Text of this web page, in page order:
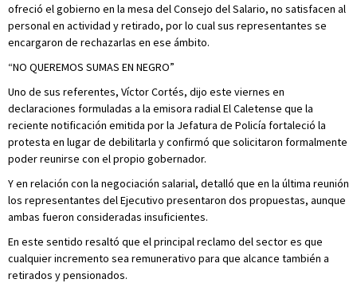
ofreció el gobierno en la mesa del Consejo del Salario, no satisfacen al
personal en actividad y retirado, por lo cual sus representantes se
encargaron de rechazarlas en ese ámbito.
“NO QUEREMOS SUMAS EN NEGRO”
Uno de sus referentes, Víctor Cortés, dijo este viernes en
declaraciones formuladas a la emisora radial El Caletense que la
reciente notificación emitida por la Jefatura de Policía fortaleció la
protesta en lugar de debilitarla y confirmó que solicitaron formalmente
poder reunirse con el propio gobernador.
Y en relación con la negociación salarial, detalló que en la última reunión
los representantes del Ejecutivo presentaron dos propuestas, aunque
ambas fueron consideradas insuficientes.
En este sentido resaltó que el principal reclamo del sector es que
cualquier incremento sea remunerativo para que alcance también a
retirados y pensionados.